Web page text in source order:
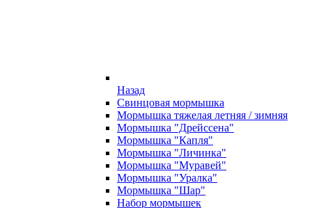
Назад
Свинцовая мормышка
Мормышка тяжелая летняя / зимняя
Мормышка "Дрейссена"
Мормышка "Капля"
Мормышка "Личинка"
Мормышка "Муравей"
Мормышка "Уралка"
Мормышка "Шар"
Набор мормышек